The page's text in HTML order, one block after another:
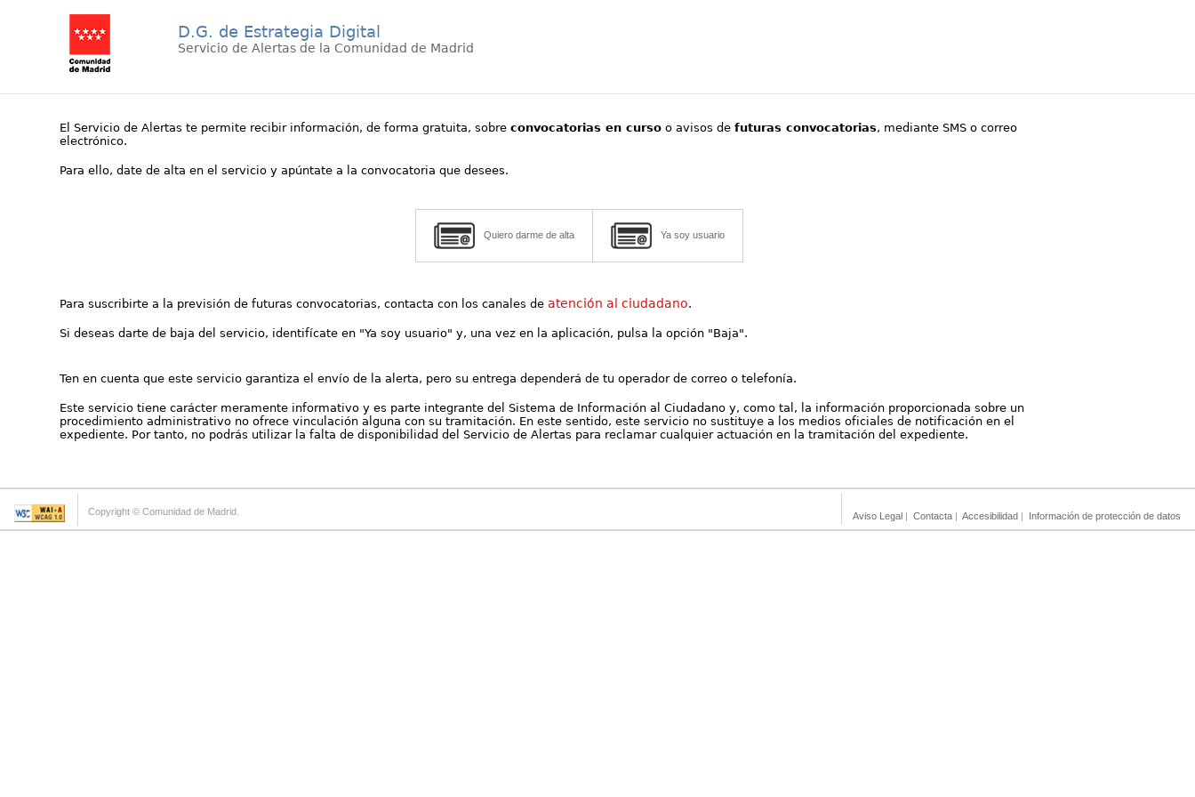
D.G. de Estrategia Digital
Servicio de Alertas de la Comunidad de Madrid
El Servicio de Alertas te permite recibir información, de forma gratuita, sobreconvocatorias en curso o avisos defuturas convocatorias, mediante SMS o correo
electrónico.
Para ello, date de alta en el servicio y apúntate a la convocatoria que desees.
Quiero darme de alta Ya soy usuario
Para suscribirte a la previsión de futuras convocatorias, contacta con los canales deatención al ciudadano.
Si deseas darte de baja del servicio, identifícate en "Ya soy usuario" y, una vez en la aplicación, pulsa la opción "Baja".
Ten en cuenta que este servicio garantiza el envío de la alerta, pero su entrega dependerá de tu operador de correo o telefonía.
Este servicio tiene carácter meramente informativo y es parte integrante del Sistema de Información al Ciudadano y, como tal, la información proporcionada sobre un
procedimiento administrativo no ofrece vinculación alguna con su tramitación. En este sentido, este servicio no sustituye a los medios oficiales de notificación en el
expediente. Por tanto, no podrás utilizar la falta de disponibilidad del Servicio de Alertas para reclamar cualquier actuación en la tramitación del expediente.
Copyright © Comunidad de Madrid. Aviso Legal | Contacta | Accesibilidad | Información de protección de datos